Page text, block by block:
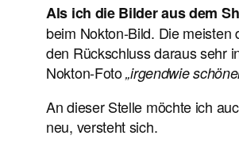
Als ich die Bilder aus dem
beim Nokton-Bild. Die
den Rückschluss daraus sehr
Nokton-Foto„irgendwie
An dieser Stelle möchte ich
neu, versteht sich.